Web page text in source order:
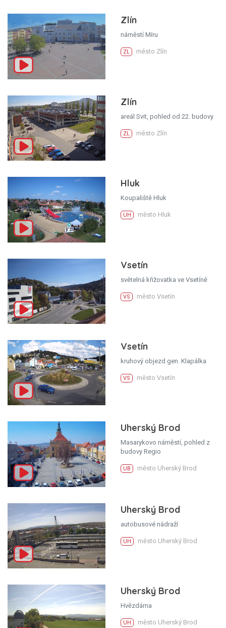
Zlín
náměstí Míru
ZL město Zlín
Zlín
areál Svit, pohled od 22. budovy
ZL město Zlín
Hluk
Koupaliště Hluk
UH město Hluk
Vsetín
světelná křižovatka ve Vsetíně
VS město Vsetín
Vsetín
kruhový objezd gen. Klapálka
VS město Vsetín
Uherský Brod
Masarykovo náměstí, pohled z
budovy Regio
UB město Uherský Brod
Uherský Brod
autobusové nádraží
UH město Uherský Brod
Uherský Brod
Hvězdárna
UH město Uherský Brod